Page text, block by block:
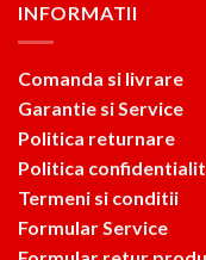
INFORMATII
Comanda si livrare
Garantie si Service
Politica returnare
Politica
Termeni si conditii
Formular Service